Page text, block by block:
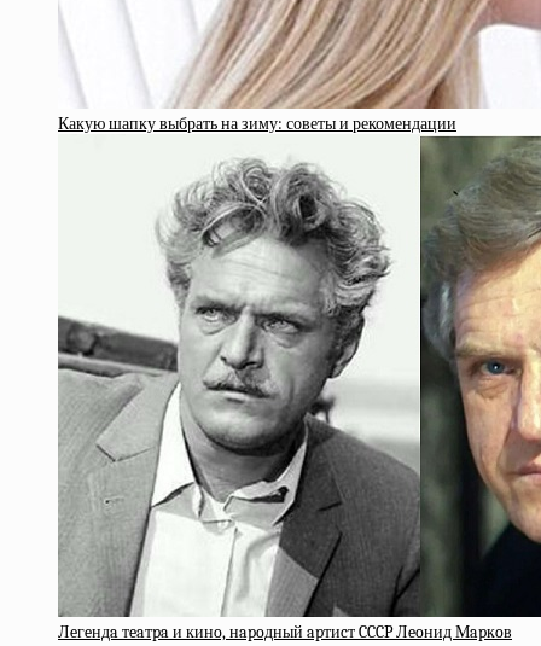
Какую шапку выбрать на зиму: советы и рекомендации
Лeгeндa тeaтpa и кинo, нapoдный apтиcт CCCP Лeoнид Мapкoв